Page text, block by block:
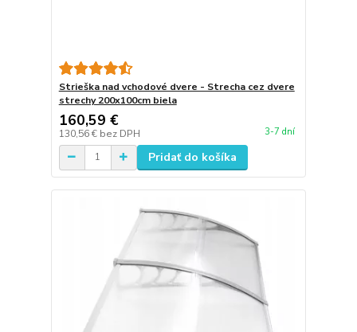
Strieška nad vchodové dvere - Strecha cez dvere
strechy 200x100cm biela
160,59 €
130,56 € bez DPH 3-7 dní
Pridať do košíka